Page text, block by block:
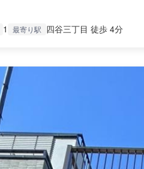
1 最寄り駅 四谷三丁目 徒歩 4分